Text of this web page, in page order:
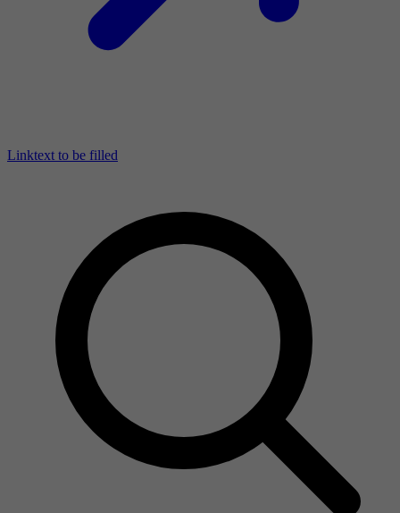
Linktext to be filled